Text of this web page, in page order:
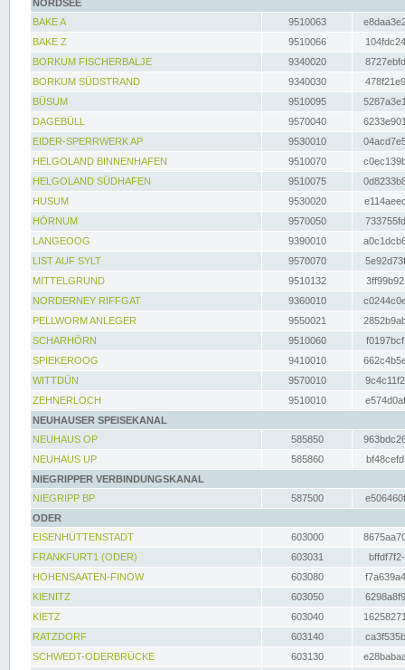
NORDSEE
BAKE A
9510063
BAKE Z
9510066
BORKUM FISCHERBALJE
9340020
BORKUM SÜDSTRAND
9340030
BÜSUM
9510095
DAGEBÜLL
9570040
EIDER-SPERRWERK AP
9530010
HELGOLAND BINNENHAFEN
9510070
HELGOLAND SÜDHAFEN
9510075
HUSUM
9530020
HÖRNUM
9570050
LANGEOOG
9390010
LIST AUF SYLT
9570070
MITTELGRUND
9510132
NORDERNEY RIFFGAT
9360010
PELLWORM ANLEGER
9550021
SCHARHÖRN
9510060
SPIEKEROOG
9410010
WITTDÜN
9570010
ZEHNERLOCH
9510010
NEUHAUSER SPEISEKANAL
NEUHAUS OP
585850
NEUHAUS UP
585860
NIEGRIPPER VERBINDUNGSKANAL
NIEGRIPP BP
587500
ODER
EISENHÜTTENSTADT
603000
FRANKFURT1 (ODER)
603031
HOHENSAATEN-FINOW
603080
KIENITZ
603050
KIETZ
603040
RATZDORF
603140
SCHWEDT-ODERBRÜCKE
603130